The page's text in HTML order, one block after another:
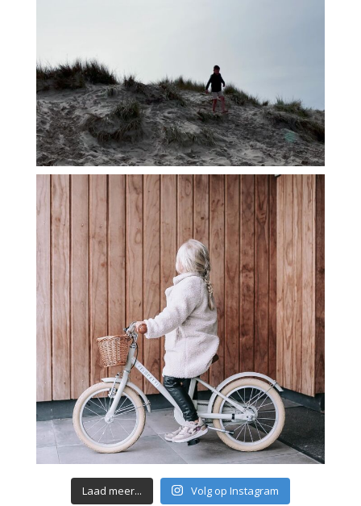
Laad meer... Volg op Instagram